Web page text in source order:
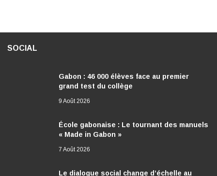
SOCIAL
Gabon : 46 000 élèves face au premier
grand test du collège
9 Août 2026
École gabonaise : Le tournant des manuels
« Made in Gabon »
7 Août 2026
Le dialogue social change d’échelle au